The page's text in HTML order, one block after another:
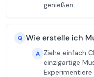
genießen.
Q Wie erstelle ich
A Ziehe einfach
einzigartige